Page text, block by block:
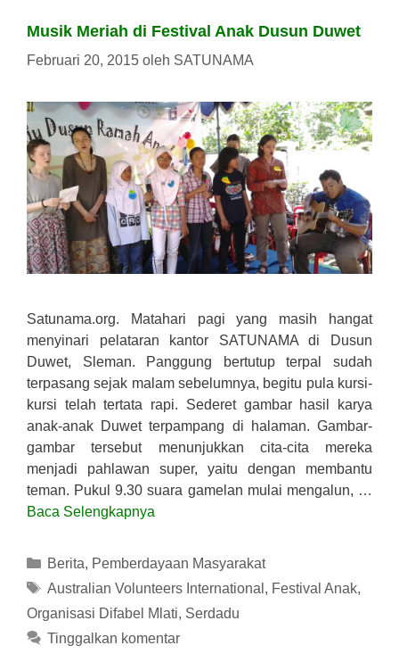
Musik Meriah di Festival Anak Dusun Duwet
Februari 20, 2015 oleh SATUNAMA
Satunama.org. Matahari pagi yang masih hangat
menyinari pelataran kantor SATUNAMA di Dusun
Duwet, Sleman. Panggung bertutup terpal sudah
terpasang sejak malam sebelumnya, begitu pula kursi-
kursi telah tertata rapi. Sederet gambar hasil karya
anak-anak Duwet terpampang di halaman. Gambar-
gambar tersebut menunjukkan cita-cita mereka
menjadi pahlawan super, yaitu dengan membantu
teman. Pukul 9.30 suara gamelan mulai mengalun, …
Baca Selengkapnya
Kategori
Berita, Pemberdayaan Masyarakat
Tag
Australian Volunteers International , Festival Anak,
Organisasi Difabel Mlati, Serdadu
Tinggalkan komentar